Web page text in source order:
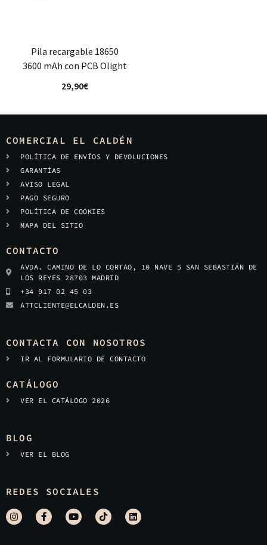
Pila recargable 18650
3600 mAh con PCB Olight
29,90€
COMERCIAL EL CALDÉN
POLÍTICA DE ENVÍOS Y DEVOLUCIONES
GARANTÍAS
AVISO LEGAL
PAGO SEGURO
POLÍTICA DE COOKIES
MAPA DEL SITIO
CONTACTO
AVDA. CAMINO DE LO CORTAO, 10 NAVE 5 SAN SEBASTIÁN DE
LOS REYES 28703 MADRID
+34 917 02 45 03
ATTCLIENTE@ELCALDEN.ES
CONTACTA CON NOSOTROS
IR AL FORMULARIO DE CONTACTO
CATÁLOGO
VER EL CATÁLOGO 2026
BLOG
VER EL BLOG
REDES SOCIALES